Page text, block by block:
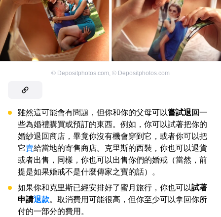
© Depositphotos.com © Depositphotos.com
雖然這可能會有問題，但你和你的父母可以嘗試退回一
些為婚禮購買或預訂的東西。例如，你可以試著把你的
婚紗退回商店，畢竟你沒有機會穿到它，或者你可以把
它賣給當地的寄售商店。克里斯的西裝，你也可以退貨
或者出售，同樣，你也可以出售你們的婚戒（當然，前
提是如果婚戒不是什麼傳家之寶的話）。
如果你和克里斯已經安排好了蜜月旅行，你也可以試著
申請退款。取消費用可能很高，但你至少可以拿回你所
付的一部分的費用。